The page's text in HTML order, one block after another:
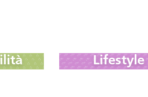
Lifestyle